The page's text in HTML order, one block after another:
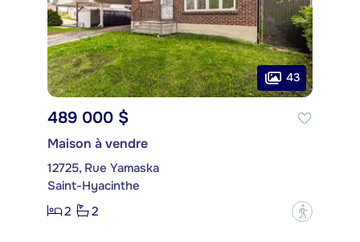
43
489 000 $
Maison à vendre
12725, Rue Yamaska
Saint-Hyacinthe
2
2 ?